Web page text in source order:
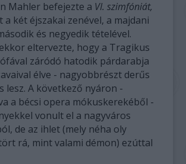
Mahler befejezte a VI. szimfóniát,
a két éjszakai zenével, a majdani
és negyedik tételével.
eltervezte, hogy a Tragikus
záródó hatodik párdarabja
élve - nagyobbrészt derűs
lesz. A következő nyáron -
a bécsi opera mókuskerekéből -
vonult el a nagyváros
de az ihlet (mely néha oly
rá, mint valami démon) ezúttal